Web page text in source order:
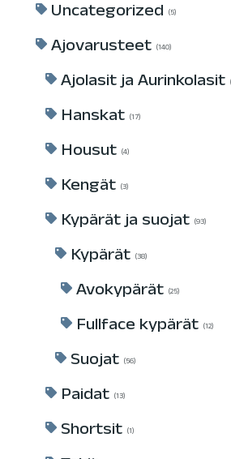
Uncategorized 5
Ajovarusteet 140
Ajolasit ja Aurinkolasit
Hanskat 17
Housut 4
Kengät 3
Kypärät ja suojat 93
Kypärät 38
Avokypärät 25
Fullface kypärät 12
Suojat 56
Paidat 13
Shortsit 1